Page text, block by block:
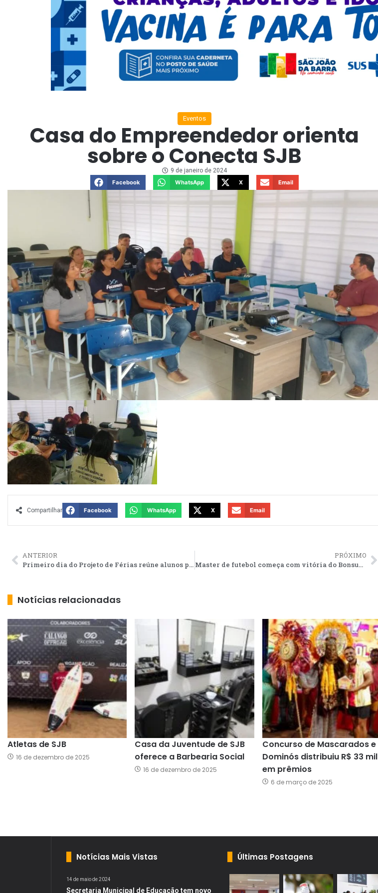
Eventos
Casa do Empreendedor orienta
sobre o Conecta SJB
9 de janeiro de 2024
Facebook
WhatsApp X Email
Compartilhar Facebook WhatsApp X Email
ANTERIOR
Primeiro dia do Projeto de Férias reúne alunos para brincadeiras e oficinas
PRÓXIMO
Master de futebol começa com vitória do Bonsucesso e empate entre Sanjoanense e Peñarol
Notícias relacionadas
Atletas de SJB
16 de dezembro de 2025
Casa da Juventude de SJB
oferece a Barbearia Social
16 de dezembro de 2025
Concurso de Mascarados e
Dominós distribuiu R$ 33 mil
em prêmios
6 de março de 2025
Notícias Mais Vistas
14 de maio de 2024
Secretaria Municipal de Educação tem novo
Últimas Postagens